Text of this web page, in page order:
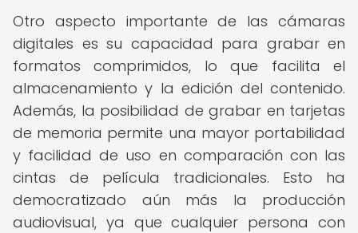
Otro aspecto importante de las cámaras
digitales es su capacidad para grabar en
formatos comprimidos, lo que facilita el
almacenamiento y la edición del contenido.
Además, la posibilidad de grabar en tarjetas
de memoria permite una mayor portabilidad
y facilidad de uso en comparación con las
cintas de película tradicionales. Esto ha
democratizado aún más la producción
audiovisual, ya que cualquier persona con